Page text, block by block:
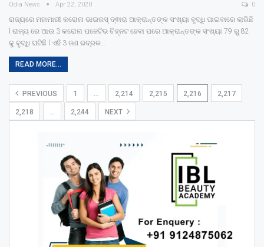
Odia News Apr 22, 2020 0
ରାଜ୍ୟରେ ମହାମାରୀ କରୋନା ଭାଇରସ୍ ଦ୍ଵାରା ଆକ୍ରାନ୍ତଙ୍କ ସଂଖ୍ୟା ବୃଦ୍ଧି ପାଇବାରେ ଲାଗିଛି
l ରାଜ୍ୟ ରେ ଆଉ 3 କରୋନା ପଜେଟିଭ ଚିହ୍ନଟ ହେବା ପରେ ଆକ୍ରାନ୍ତଙ୍କ ସଂଖ୍ୟା 79 ରୁ 82
କୁ ବୃଦ୍ଧି ଘଟିଛି l ଏହି 3 ଜଣ ଭଦ୍ରକ…
READ MORE...
PREVIOUS 1 … 2,214 2,215 2,216 2,217
2,218 … 2,244 NEXT